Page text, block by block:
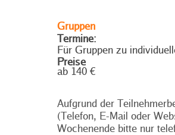
Gruppen
Termine:
Für Gruppen zu
Preise
ab 140 €
Aufgrund der
(Telefon, E-Mail oder
Wochenende bitte nur